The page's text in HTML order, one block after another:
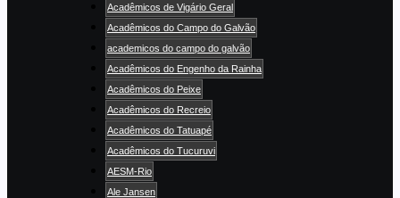
Acadêmicos de Vigário Geral
Acadêmicos do Campo do Galvão
academicos do campo do galvão
Acadêmicos do Engenho da Rainha
Acadêmicos do Peixe
Acadêmicos do Recreio
Acadêmicos do Tatuapé
Acadêmicos do Tucuruvi
AESM-Rio
Ale Jansen